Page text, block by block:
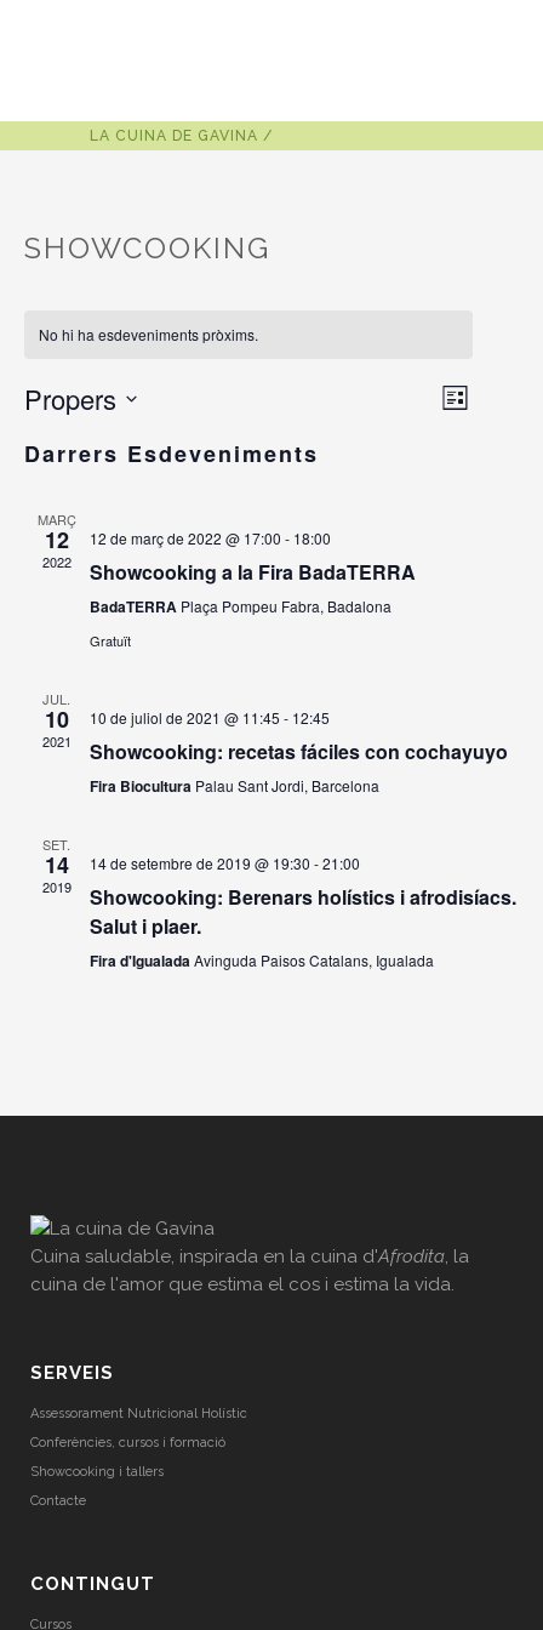
LA CUINA DE GAVINA /
SHOWCOOKING
No hi ha esdeveniments pròxims.
Navegació
Llista
Propers
una
Darrers Esdeveniments
MARÇ
12
2022
12 de març de 2022 @ 17:00 - 18:00
Showcooking a la Fira BadaTERRA
BadaTERRA Plaça Pompeu Fabra, Badalona
Gratuït
JUL.
10
2021
10 de juliol de 2021 @ 11:45 - 12:45
Showcooking: recetas fáciles con cochayuyo
Fira Biocultura Palau Sant Jordi, Barcelona
SET.
14
2019
14 de setembre de 2019 @ 19:30 -21:00
Showcooking: Berenars holístics i afrodisíacs.
Salut i plaer.
Fira d'IgualadaAvinguda Paisos Catalans, Igualada
Cuina saludable, inspirada en la cuina d'Afrodita, la
cuina de l'amor que estima el cos i estima la vida.
SERVEIS
Assessorament Nutricional Holístic
Conferències, cursos i formació
Showcooking i tallers
Contacte
CONTINGUT
Cursos